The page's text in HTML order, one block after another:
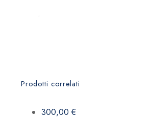
.
Prodotti correlati
300,00€